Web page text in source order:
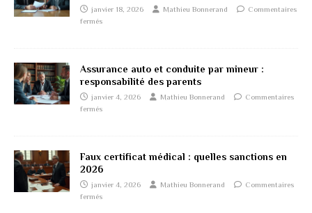
janvier 18, 2026 Mathieu Bonnerand
Commentaires
fermés
Assurance auto et conduite par mineur :
responsabilité des parents
janvier 4, 2026 Mathieu Bonnerand
Commentaires
fermés
Faux certificat médical : quelles sanctions en
2026
janvier 4, 2026 Mathieu Bonnerand
Commentaires
fermés